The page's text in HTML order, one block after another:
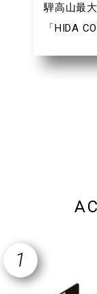
戦略が語
がどう位
欲しかっ
騨高山最
「HIDA